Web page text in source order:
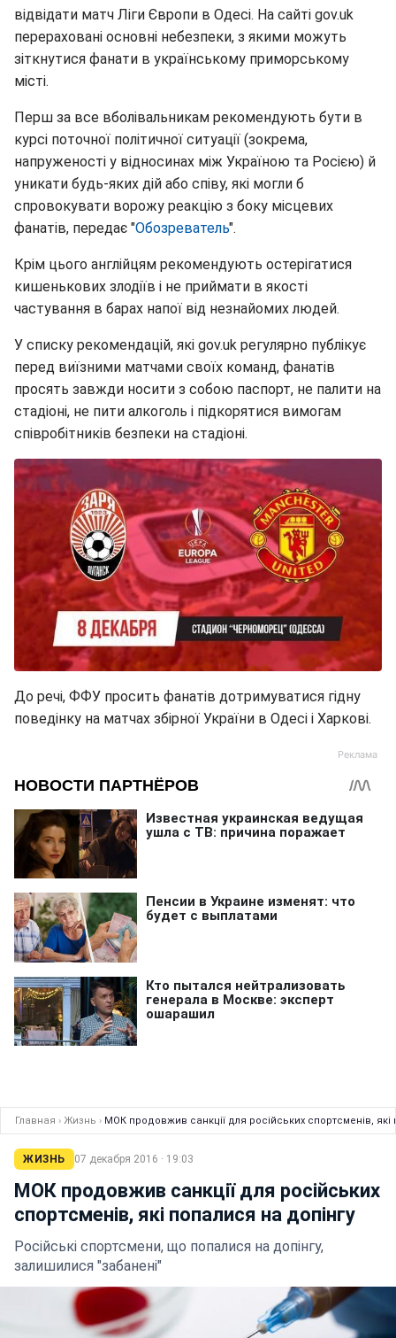
відвідати матч Ліги Європи в Одесі. На сайті gov.uk
перераховані основні небезпеки, з якими можуть
зіткнутися фанати в українському приморському
місті.
Перш за все вболівальникам рекомендують бути в
курсі поточної політичної ситуації (зокрема,
напруженості у відносинах між Україною та Росією) й
уникати будь-яких дій або співу, які могли б
спровокувати ворожу реакцію з боку місцевих
фанатів, передає "Обозреватель".
Крім цього англійцям рекомендують остерігатися
кишенькових злодіїв і не приймати в якості
частування в барах напої від незнайомих людей.
У списку рекомендацій, які gov.uk регулярно публікує
перед виїзними матчами своїх команд, фанатів
просять завжди носити з собою паспорт, не палити на
стадіоні, не пити алкоголь і підкорятися вимогам
співробітників безпеки на стадіоні.
До речі, ФФУ просить фанатів дотримуватися гідну
поведінку на матчах збірної України в Одесі і Харкові.
Главная › Жизнь › МОК продовжив санкції для російських спортсменів, які
ЖИЗНЬ 07 декабря 2016 · 19:03
МОК продовжив санкції для російських
спортсменів, які попалися на допінгу
Російські спортсмени, що попалися на допінгу,
залишилися "забанені"